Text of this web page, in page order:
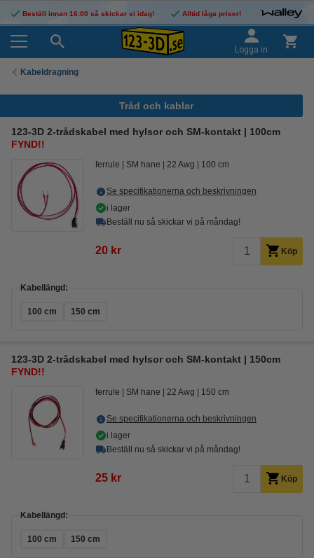
Beställ innan 16:00 så skickar vi idag! Alltid låga priser!
Logga in
Kabeldragning
Tråd och kablar
123-3D 2-trådskabel med hylsor och SM-kontakt | 100cm
FYND!!
ferrule SM hane 22 Awg 100 cm
Se specifikationerna och beskrivningen
i lager
Beställ nu så skickar vi på måndag!
20 kr Köp
Kabellängd:
100 cm 150 cm
123-3D 2-trådskabel med hylsor och SM-kontakt | 150cm
FYND!!
ferrule SM hane 22 Awg 150 cm
Se specifikationerna och beskrivningen
i lager
Beställ nu så skickar vi på måndag!
25 kr Köp
Kabellängd:
100 cm 150 cm